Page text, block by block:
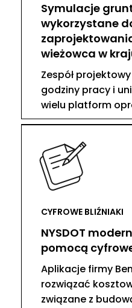
Symulacje
wykorzystane
wieżowca w
Zespół
godziny pracy i
wielu platform
CYFROWE BLIŹNIAKI
NYSDOT
pomocą
Aplikacje firmy
rozwiązać
związane z